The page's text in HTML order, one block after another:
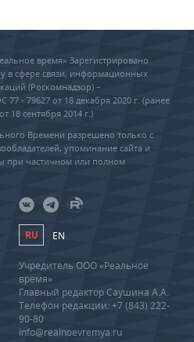
время» Зарегистрировано
в сфере связи, информационных
(Роскомнадзор) –
- 79627 от 18 декабря 2020 г. (ранее
18 сентября 2014 г.)
Времени разрешено только с
упоминание сайта и
при частичном или полном
RU EN
Учредитель ООО «Реальное
время»
Главный редактор Саушина А.А.
Телефон редакции: +7 (843) 222-
90-80
info@realnoevremya.ru